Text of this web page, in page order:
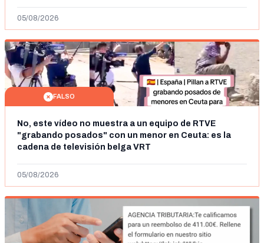
05/08/2026
FALSO
No, este vídeo no muestra a un equipo de RTVE
"grabando posados" con un menor en Ceuta: es la
cadena de televisión belga VRT
05/08/2026